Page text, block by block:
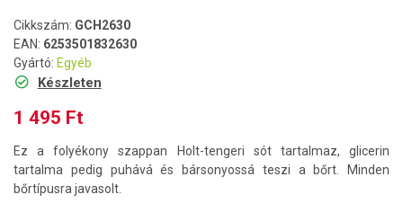
Cikkszám: GCH2630
EAN: 6253501832630
Gyártó: Egyéb
Készleten
1 495 Ft
Ez a folyékony szappan Holt-tengeri sót tartalmaz, glicerin
tartalma pedig puhává és bársonyossá teszi a bőrt. Minden
bőrtípusra javasolt.